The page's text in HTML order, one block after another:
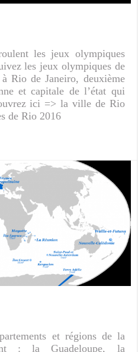
les jeux olympiques
les jeux olympiques de
Rio de Janeiro, deuxième
et capitale de l’état qui
ici => la ville de Rio
de Rio 2016
et régions de la
: la Guadeloupe, la